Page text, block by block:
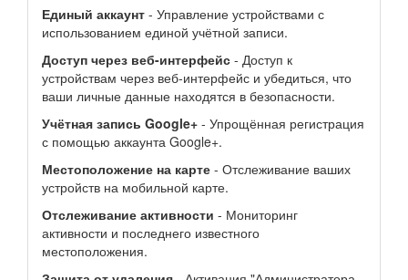
Единый аккаунт - Управление устройствами с
использованием единой учётной записи.
Доступ через веб-интерфейс - Доступ к
устройствам через веб-интерфейс и убедиться, что
ваши личные данные находятся в безопасности.
Учётная запись Google+ - Упрощённая регистрация
с помощью аккаунта Google+.
Местоположение на карте - Отслеживание ваших
устройств на мобильной карте.
Отслеживание активности - Мониторинг
активности и последнего известного
местоположения.